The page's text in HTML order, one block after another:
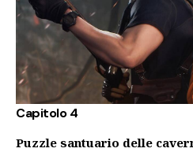
Capitolo 4
Puzzle santuario delle